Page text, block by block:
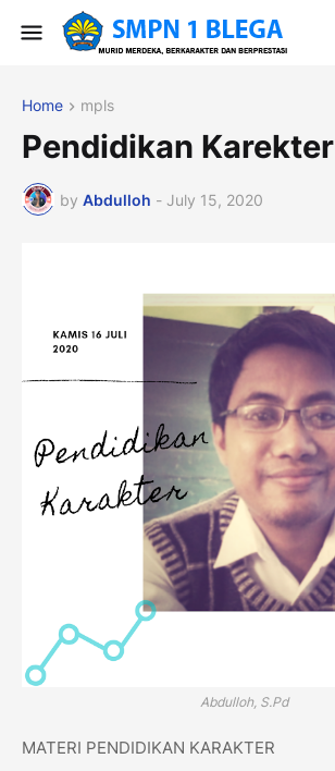
Home mpls
Pendidikan Karekter
by Abdulloh - July 15, 2020
Abdulloh, S.Pd
MATERI PENDIDIKAN KARAKTER